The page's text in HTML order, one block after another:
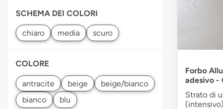
SCHEMA DEI COLORI
COLORE
Forbo
adesivo -
Strato di